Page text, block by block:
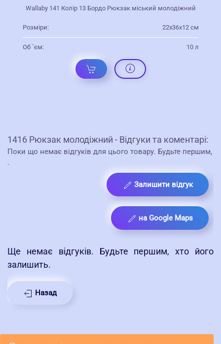
Wallaby 141 Колір 13 Бордо Рюкзак міський молодіжний
Розміри: 22х36х12 см
Об `єм: 10 л
1416 Рюкзак молодіжний - Відгуки та коментарі:
Поки що немає відгуків для цього товару. Будьте першим,
.
Залишити відгук
на Google Maps
Ще немає відгуків. Будьте першим, хто його
залишить.
Назад